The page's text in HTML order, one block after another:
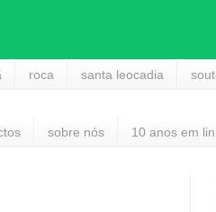
roca santa leocadia
sobre nós 10 anos em